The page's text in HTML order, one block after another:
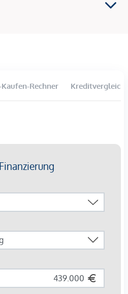
auf Basis von Fernwärme mit
mittels elektrisch
Kunststofffenster mit
bzw.
Grundriss
Wohnräumen
Abstellräumen
Rechner Kreditvergleich